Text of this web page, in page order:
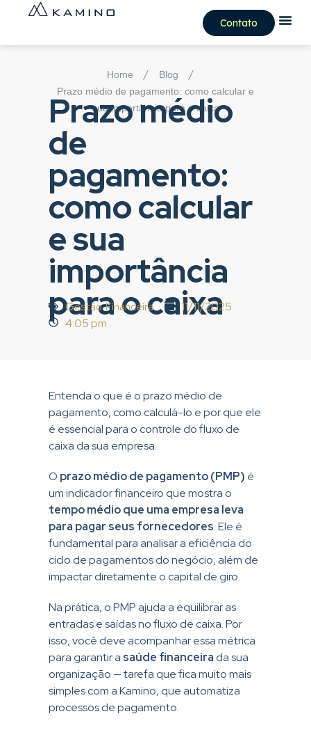
Contato
Home / Blog /
Prazo médio de pagamento: como calcular e
sua importância para o caixa
Prazo médio
de
pagamento:
como calcular
e sua
importância
para o caixa
Gestão Financeira
11/11/2025
4:05 pm
Entenda o que é o prazo médio de
pagamento, como calculá-lo e por que ele
é essencial para o controle do fluxo de
caixa da sua empresa.
O prazo médio de pagamento (PMP) é
um indicador financeiro que mostra o
tempo médio que uma empresa leva
para pagar seus fornecedores.Ele é
fundamental para analisar a eficiência do
ciclo de pagamentos do negócio, além de
impactar diretamente o capital de giro.
Na prática, o PMP ajuda a equilibrar as
entradas e saídas no fluxo de caixa. Por
isso, você deve acompanhar essa métrica
para garantir a saúde financeira da sua
organização — tarefa que fica muito mais
simples com a Kamino, que automatiza
processos de pagamento.